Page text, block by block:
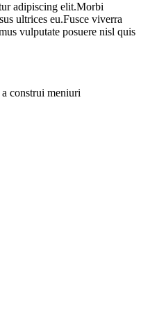
adipiscing elit.Morbi
ultrices eu.Fusce viverra
vulputate posuere nisl quis
construi meniuri